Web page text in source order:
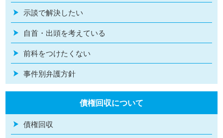
示談で解決したい
自首・出頭を考えている
前科をつけたくない
事件別弁護方針
債権回収について
債権回収